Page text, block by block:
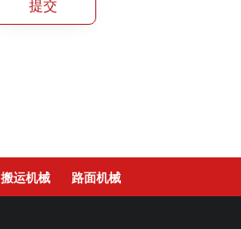
搬运机械 路面机械